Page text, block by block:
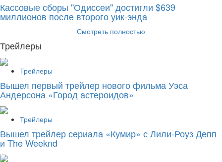
Кассовые сборы "Одиссеи" достигли $639
миллионов после второго уик-энда
Смотреть полностью
Трейлеры
Трейлеры
Вышел первый трейлер нового фильма Уэса
Андерсона «Город астероидов»
Трейлеры
Вышел трейлер сериала «Кумир» с Лили-Роуз Депп
и The Weeknd